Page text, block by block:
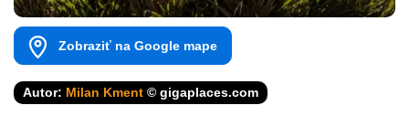
Zobraziť na Google mape
Autor: Milan Kment © gigaplaces.com